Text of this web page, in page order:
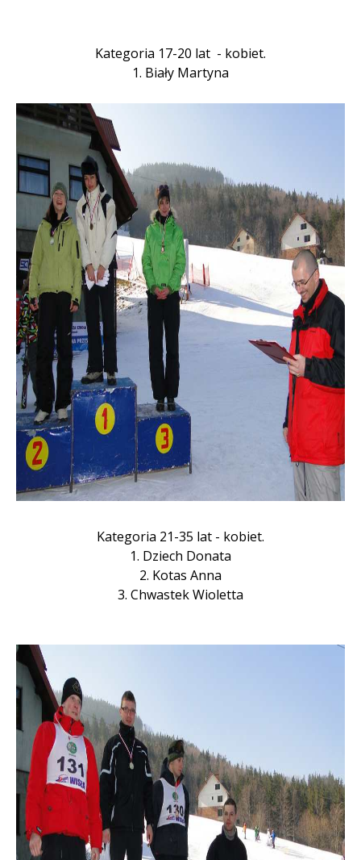
Kategoria 17-20 lat - kobiet.
1. Biały Martyna
Kategoria 21-35 lat - kobiet.
1. Dziech Donata
2. Kotas Anna
3. Chwastek Wioletta